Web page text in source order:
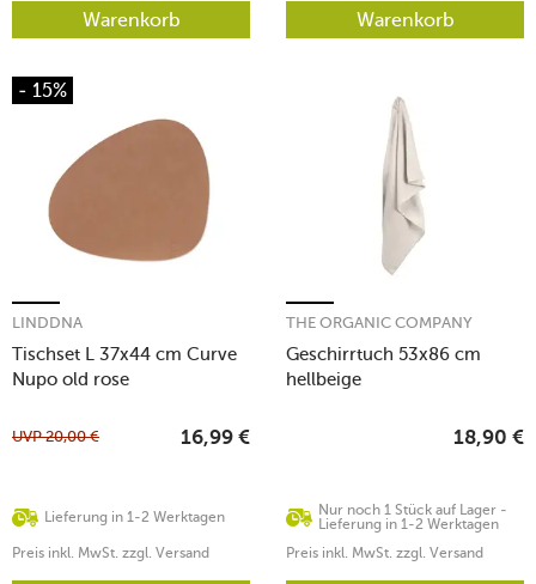
Warenkorb Warenkorb
- 15%
Tischset L 37x44 cm Curve
Nupo old rose
LINDDNA
Lieferung in 1-2 Werktagen
UVP20,00 € 16,99 €
Preis inkl. MwSt. zzgl. Versand
Geschirrtuch 53x86 cm
hellbeige
THE ORGANIC COMPANY
Nur noch 1 Stück auf Lager -
Lieferung in 1-2 Werktagen
18,90 €
Preis inkl. MwSt. zzgl. Versand